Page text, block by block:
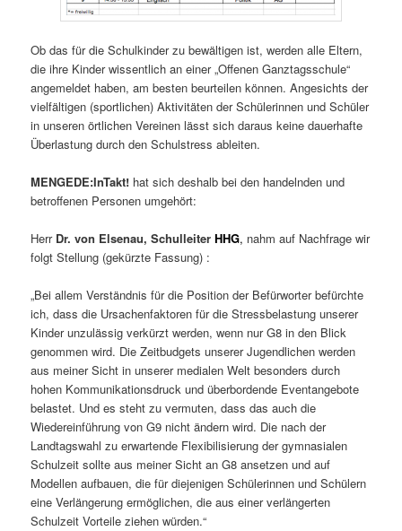
Ob das für die Schulkinder zu bewältigen ist, werden alle Eltern,
die ihre Kinder wissentlich an einer „Offenen Ganztagsschule“
angemeldet haben, am besten beurteilen können. Angesichts der
vielfältigen (sportlichen) Aktivitäten der Schülerinnen und Schüler
in unseren örtlichen Vereinen lässt sich daraus keine dauerhafte
Überlastung durch den Schulstress ableiten.
MENGEDE:InTakt! hat sich deshalb bei den handelnden und
betroffenen Personen umgehört:
Herr Dr. von Elsenau, SchulleiterHHG, nahm auf Nachfrage wir
folgt Stellung (gekürzte Fassung) :
„Bei allem Verständnis für die Position der Befürworter befürchte
ich, dass die Ursachenfaktoren für die Stressbelastung unserer
Kinder unzulässig verkürzt werden, wenn nur G8 in den Blick
genommen wird. Die Zeitbudgets unserer Jugendlichen werden
aus meiner Sicht in unserer medialen Welt besonders durch
hohen Kommunikationsdruck und überbordende Eventangebote
belastet. Und es steht zu vermuten, dass das auch die
Wiedereinführung von G9 nicht ändern wird. Die nach der
Landtagswahl zu erwartende Flexibilisierung der gymnasialen
Schulzeit sollte aus meiner Sicht an G8 ansetzen und auf
Modellen aufbauen, die für diejenigen Schülerinnen und Schülern
eine Verlängerung ermöglichen, die aus einer verlängerten
Schulzeit Vorteile ziehen würden.“